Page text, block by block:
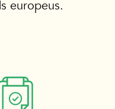
europeus.